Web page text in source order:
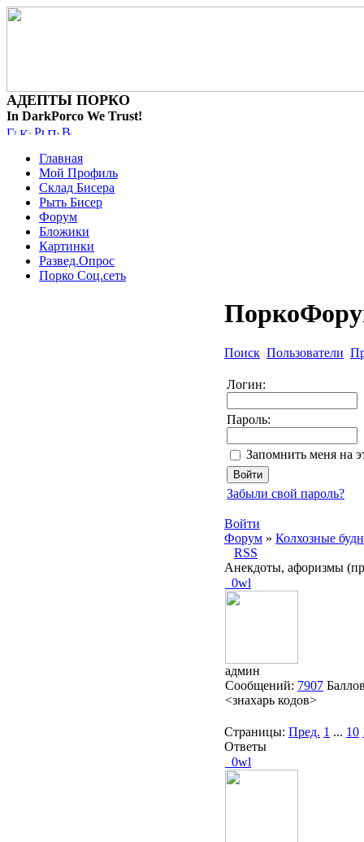
АДЕПТЫ ПОРКО
In DarkPorco We Trust!
Главная
Мой Профиль
Склад Бисера
Рыть Бисер
Форум
Бложики
Картинки
Развед.Опрос
Порко Соц.сеть
Поиск Пользователи
Логин:
Пароль:
Запомнить меня на
Забыли свой пароль?
Войти
Форум » Колхозные
RSS
Анекдоты, афоризмы
_0wl
админ
Сообщений: 7907
<знахарь кодов>
Страницы: Пред. 1 ... 10
Ответы
_0wl